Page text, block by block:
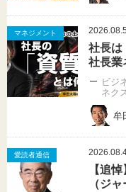
マネジメント 2026.08.5
社長は
社長業
ビジ
ネク
牟
愛読者通信
【追
（ジ